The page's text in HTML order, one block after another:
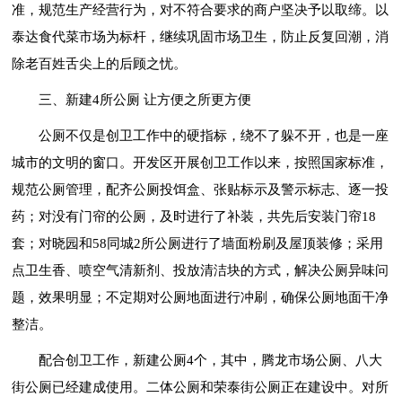
准，规范生产经营行为，对不符合要求的商户坚决予以取缔。以
泰达食代菜市场为标杆，继续巩固市场卫生，防止反复回潮，消
除老百姓舌尖上的后顾之忧。
三、新建4所公厕 让方便之所更方便
公厕不仅是创卫工作中的硬指标，绕不了躲不开，也是一座
城市的文明的窗口。开发区开展创卫工作以来，按照国家标准，
规范公厕管理，配齐公厕投饵盒、张贴标示及警示标志、逐一投
药；对没有门帘的公厕，及时进行了补装，共先后安装门帘18
套；对晓园和58同城2所公厕进行了墙面粉刷及屋顶装修；采用
点卫生香、喷空气清新剂、投放清洁块的方式，解决公厕异味问
题，效果明显；不定期对公厕地面进行冲刷，确保公厕地面干净
整洁。
配合创卫工作，新建公厕4个，其中，腾龙市场公厕、八大
街公厕已经建成使用。二体公厕和荣泰街公厕正在建设中。对所